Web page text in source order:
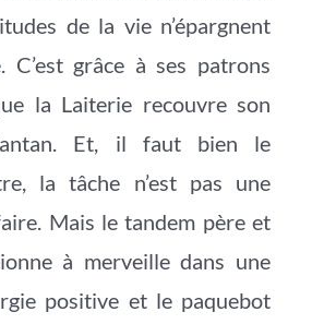
de la vie n’épargnent
C’est grâce à ses patrons
la Laiterie recouvre son
Et, il faut bien le
la tâche n’est pas une
Mais le tandem père et
à merveille dans une
positive et le paquebot